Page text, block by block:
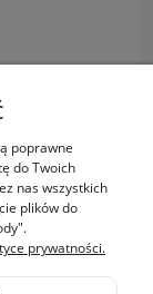
poprawne
do Twoich
nas wszystkich
plików do
prywatności.